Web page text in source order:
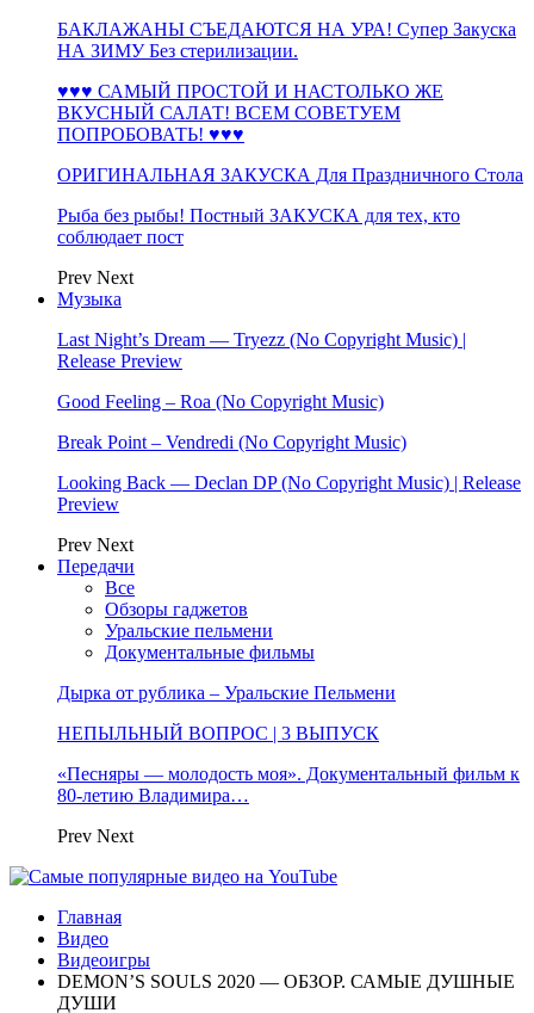
БАКЛАЖАНЫ СЪЕДАЮТСЯ НА УРА! Супер Закуска
НА ЗИМУ Без стерилизации.
♥♥♥ САМЫЙ ПРОСТОЙ И НАСТОЛЬКО ЖЕ
ВКУСНЫЙ САЛАТ! ВСЕМ СОВЕТУЕМ
ПОПРОБОВАТЬ! ♥♥♥
ОРИГИНАЛЬНАЯ ЗАКУСКА Для Праздничного Стола
Рыба без рыбы! Постный ЗАКУСКА для тех, кто
соблюдает пост
Prev Next
Музыка
Last Night’s Dream — Tryezz (No Copyright Music) |
Release Preview
Good Feeling – Roa (No Copyright Music)
Break Point – Vendredi (No Copyright Music)
Looking Back — Declan DP (No Copyright Music) | Release
Preview
Prev Next
Передачи
Все
Обзоры гаджетов
Уральские пельмени
Документальные фильмы
Дырка от рублика – Уральские Пельмени
НЕПЫЛЬНЫЙ ВОПРОС | 3 ВЫПУСК
«Песняры — молодость моя». Документальный фильм к
80-летию Владимира…
Prev Next
Главная
Видео
Видеоигры
DEMON’S SOULS 2020 — ОБЗОР. САМЫЕ ДУШНЫЕ
ДУШИ